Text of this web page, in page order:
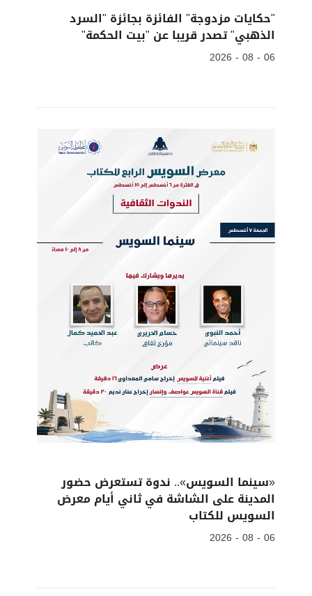
"حكايات مزدوجة" الفائزة بجائزة "السرد
الذهبي" تصدر قريبا عن "بيت الحكمة"
06 - 08 - 2026
«سينما السويس».. ندوة تستعرض حضور
المدينة على الشاشة في ثاني أيام معرض
السويس للكتاب
06 - 08 - 2026